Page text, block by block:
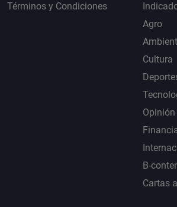
Términos y Condiciones
Agro
Cultura
Opinión
B-
Cartas